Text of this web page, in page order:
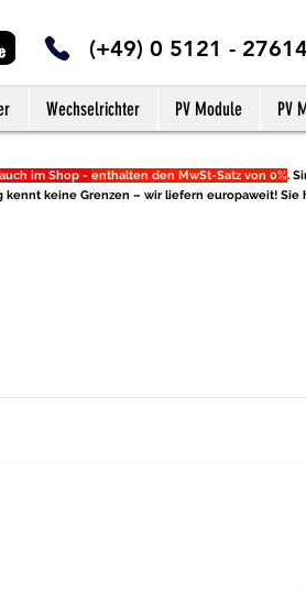
(+49) 0 5121 -
Wechselrichter PV Module PV
im Shop - enthalten den MwSt-Satz von 0%.
kennt keine Grenzen – wir liefern europaweit!